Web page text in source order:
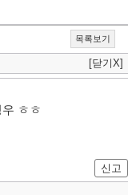
목록보기
[닫기X]
ㅎㅎ
신고